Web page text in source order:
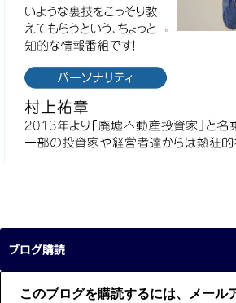
ブログ購読
このブログを購読するには、メール